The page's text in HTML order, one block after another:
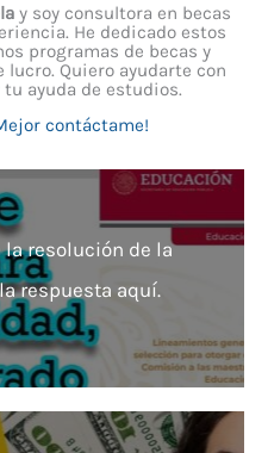
y soy consultora en becas
He dedicado estos
programas de becas y
Quiero ayudarte con
ayuda de estudios.
contáctame!
la resolución de la
respuesta aquí.